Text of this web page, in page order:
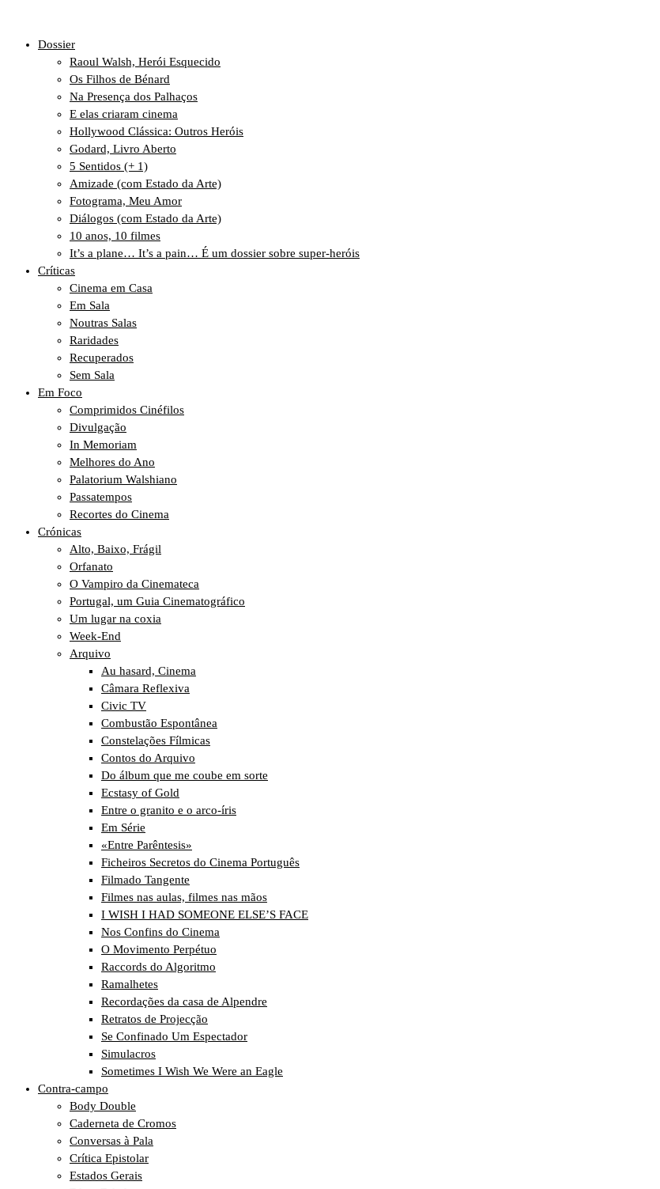
Dossier
Raoul Walsh, Herói Esquecido
Os Filhos de Bénard
Na Presença dos Palhaços
E elas criaram cinema
Hollywood Clássica: Outros Heróis
Godard, Livro Aberto
5 Sentidos (+ 1)
Amizade (com Estado da Arte)
Fotograma, Meu Amor
Diálogos (com Estado da Arte)
10 anos, 10 filmes
It’s a plane… It’s a pain… É um dossier sobre super-heróis
Críticas
Cinema em Casa
Em Sala
Noutras Salas
Raridades
Recuperados
Sem Sala
Em Foco
Comprimidos Cinéfilos
Divulgação
In Memoriam
Melhores do Ano
Palatorium Walshiano
Passatempos
Recortes do Cinema
Crónicas
Alto, Baixo, Frágil
Orfanato
O Vampiro da Cinemateca
Portugal, um Guia Cinematográfico
Um lugar na coxia
Week-End
Arquivo
Au hasard, Cinema
Câmara Reflexiva
Civic TV
Combustão Espontânea
Constelações Fílmicas
Contos do Arquivo
Do álbum que me coube em sorte
Ecstasy of Gold
Entre o granito e o arco-íris
Em Série
«Entre Parêntesis»
Ficheiros Secretos do Cinema Português
Filmado Tangente
Filmes nas aulas, filmes nas mãos
I WISH I HAD SOMEONE ELSE’S FACE
Nos Confins do Cinema
O Movimento Perpétuo
Raccords do Algoritmo
Ramalhetes
Recordações da casa de Alpendre
Retratos de Projecção
Se Confinado Um Espectador
Simulacros
Sometimes I Wish We Were an Eagle
Contra-campo
Body Double
Caderneta de Cromos
Conversas à Pala
Crítica Epistolar
Estados Gerais